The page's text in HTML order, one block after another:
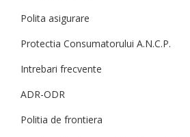
Polita asigurare
Protectia Consumatorului A.N.C.P.
Intrebari frecvente
ADR-ODR
Politia de frontiera